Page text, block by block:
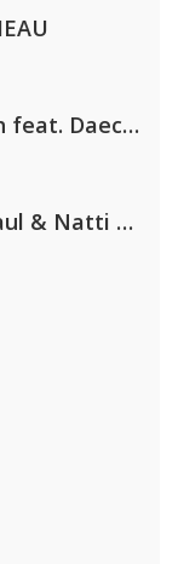
Hugel x Topic x Arash feat. Daecolm
Gabry Ponte, Sean Paul & Natti Natasha